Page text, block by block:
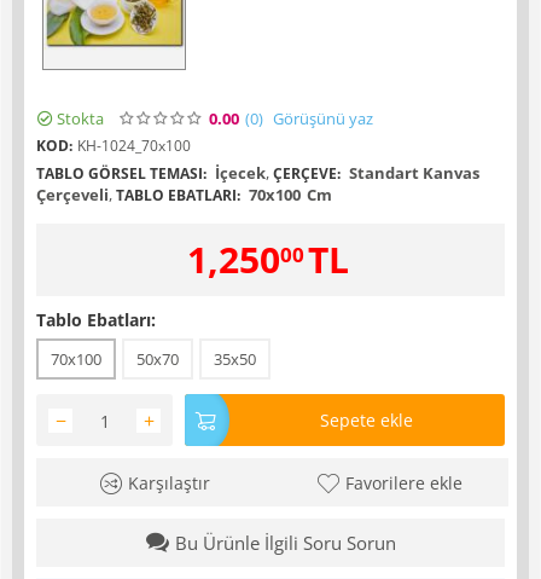
Stokta 0.00 (0) Görüşünü yaz
KOD: KH-1024_70x100
TABLO GÖRSEL TEMASI: İçecek,ÇERÇEVE: Standart Kanvas
Çerçeveli,TABLO EBATLARI: 70x100 Cm
1,25000TL
Tablo Ebatları:
70x100 50x70 35x50
+
− Sepete ekle
Karşılaştır Favorilere ekle
Bu Ürünle İlgili Soru Sorun